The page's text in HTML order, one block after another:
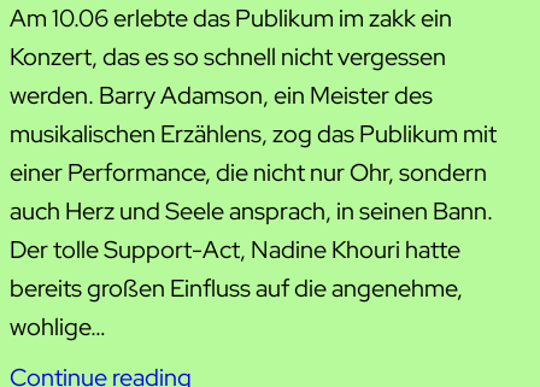
Am 10.06 erlebte das Publikum im zakk ein
Konzert, das es so schnell nicht vergessen
werden. Barry Adamson, ein Meister des
musikalischen Erzählens, zog das Publikum mit
einer Performance, die nicht nur Ohr, sondern
auch Herz und Seele ansprach, in seinen Bann.
Der tolle Support-Act, Nadine Khouri hatte
bereits großen Einfluss auf die angenehme,
wohlige…
Continue reading